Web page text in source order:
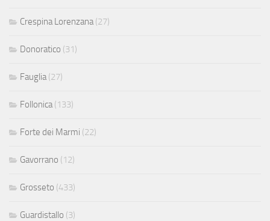
Crespina Lorenzana (27)
Donoratico (31)
Fauglia (27)
Follonica (133)
Forte dei Marmi (22)
Gavorrano (12)
Grosseto (433)
Guardistallo (3)